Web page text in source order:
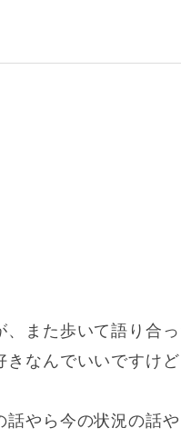
また歩いて語り合
なんでいいですけ
やら今の状況の話